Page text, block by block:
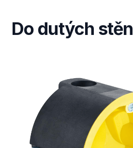
Do dutých stěn